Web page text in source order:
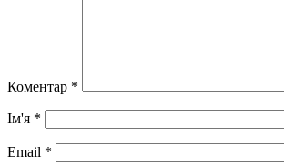
Коментар *
Ім'я *
Email *